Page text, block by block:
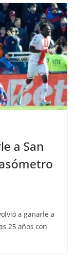
a San
a ganarle a
25 años con